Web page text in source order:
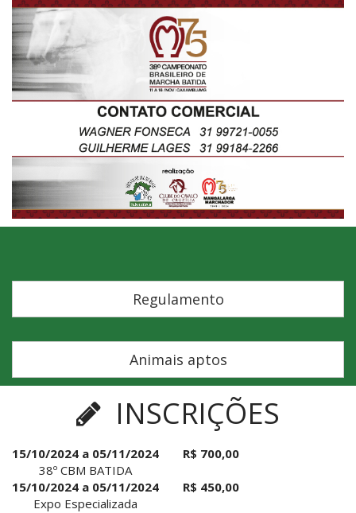
Regulamento
Animais aptos
INSCRIÇÕES
15/10/2024 a 05/11/2024
38º CBM BATIDA
R$ 700,00
15/10/2024 a 05/11/2024
Expo Especializada
R$ 450,00